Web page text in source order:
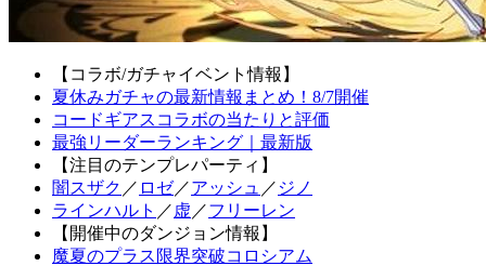
【コラボ/ガチャイベント情報】
夏休みガチャの最新情報まとめ！8/7開催
コードギアスコラボの当たりと評価
最強リーダーランキング｜最新版
【注目のテンプレパーティ】
闇スザク ／ ロゼ／アッシュ ／ ジノ
ラインハルト ／ 虚 ／フリーレン
【開催中のダンジョン情報】
魔夏のプラス限界突破コロシアム